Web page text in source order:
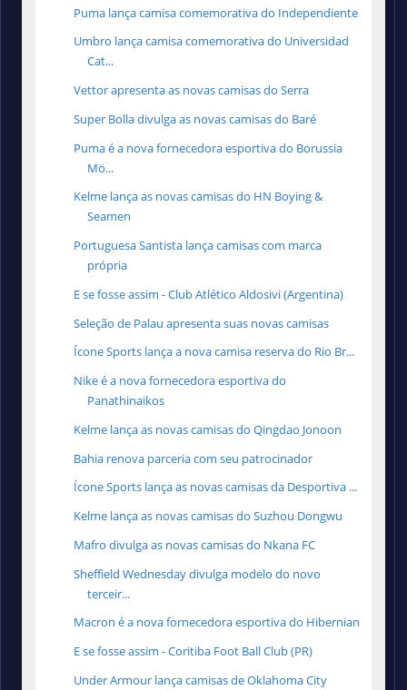
Puma lança camisa comemorativa do Independiente
Umbro lança camisa comemorativa do Universidad
Cat...
Vettor apresenta as novas camisas do Serra
Super Bolla divulga as novas camisas do Baré
Puma é a nova fornecedora esportiva do Borussia
Mö...
Kelme lança as novas camisas do HN Boying &
Seamen
Portuguesa Santista lança camisas com marca
própria
E se fosse assim - Club Atlético Aldosivi (Argentina)
Seleção de Palau apresenta suas novas camisas
Ícone Sports lança a nova camisa reserva do Rio Br...
Nike é a nova fornecedora esportiva do
Panathinaikos
Kelme lança as novas camisas do Qingdao Jonoon
Bahia renova parceria com seu patrocinador
Ícone Sports lança as novas camisas da Desportiva ...
Kelme lança as novas camisas do Suzhou Dongwu
Mafro divulga as novas camisas do Nkana FC
Sheffield Wednesday divulga modelo do novo
terceir...
Macron é a nova fornecedora esportiva do Hibernian
E se fosse assim - Coritiba Foot Ball Club (PR)
Under Armour lança camisas de Oklahoma City